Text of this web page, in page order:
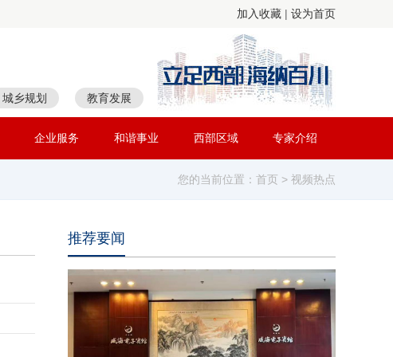
加入收藏 | 设为首页
城乡规划 教育发展
企业服务 和谐事业 西部区域 专家介绍
您的当前位置： 首页 > 视频热点
推荐要闻